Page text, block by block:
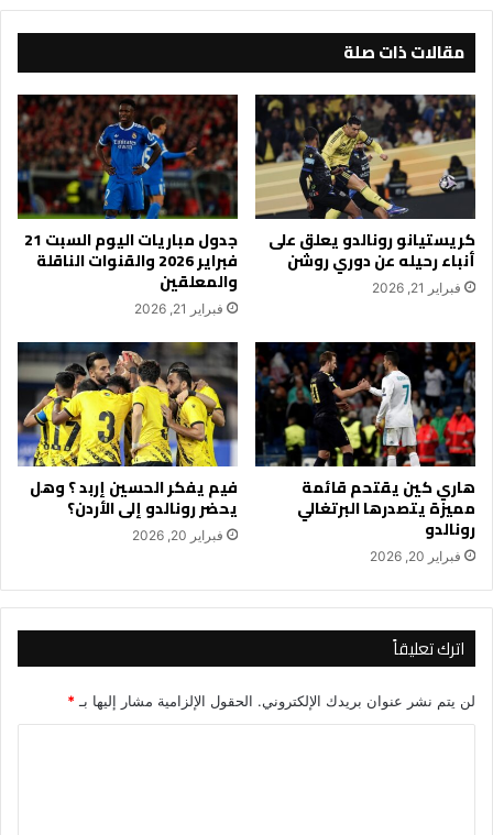
مقالات ذات صلة
كريستيانو رونالدو يعلق على
أنباء رحيله عن دوري روشن
فبراير 21, 2026
جدول مباريات اليوم السبت 21
فبراير 2026 والقنوات الناقلة
والمعلقين
فبراير 21, 2026
هاري كين يقتحم قائمة
مميزة يتصدرها البرتغالي
رونالدو
فبراير 20, 2026
فيم يفكر الحسين إربد ؟ وهل
يحضر رونالدو إلى الأردن؟
فبراير 20, 2026
اترك تعليقاً
لن يتم نشر عنوان بريدك الإلكتروني. الحقول الإلزامية مشار إليها بـ *